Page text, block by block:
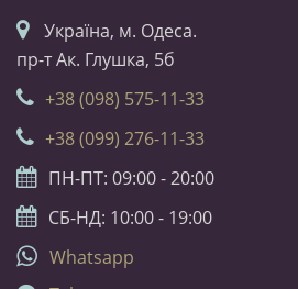
Українa, м. Одеса.
пр-т Ак. Глушка, 5б
+38 (098) 575-11-33
+38 (099) 276-11-33
ПН-ПТ: 09:00 - 20:00
СБ-НД: 10:00 - 19:00
Whatsapp